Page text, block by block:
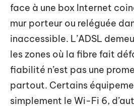
face à une box Internet
mur porteur ou reléguée
inaccessible. L’ADSL
les zones où la fibre fait
fiabilité n’est pas une
partout. Certains
simplement le Wi-Fi 6,